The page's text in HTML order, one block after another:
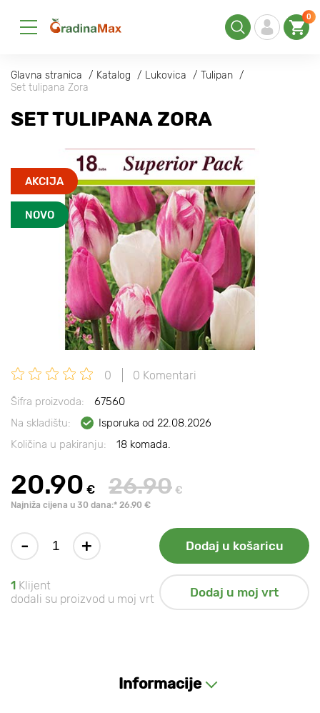
0
Glavna stranica Katalog Lukovica
Tulipan
Set tulipana Zora
SET TULIPANA ZORA
AKCIJA
NOVO
0 0 Komentari
Šifra proizvoda:
67560
Na skladištu:
Isporuka od 22.08.2026
Količina u pakiranju:
18 komada.
20.90 € 26.90 €
Najniža cijena u 30 dana:* 26.90 €
- + Dodaj u košaricu
1 Klijent
dodali su proizvod u moj vrt
Dodaj u moj vrt
Informacije